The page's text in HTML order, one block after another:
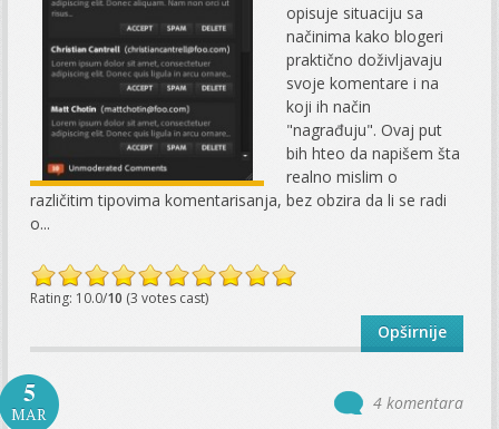
opisuje situaciju sa
načinima kako blogeri
praktično doživljavaju
svoje komentare i na
koji ih način
"nagrađuju". Ovaj put
bih hteo da napišem šta
realno mislim o
različitim tipovima komentarisanja, bez obzira da li se radi
o...
Rating: 10.0/10 (3 votes cast)
Opširnije
5
MAR
4 komentara